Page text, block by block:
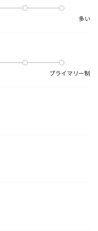
多い
プライマリー制